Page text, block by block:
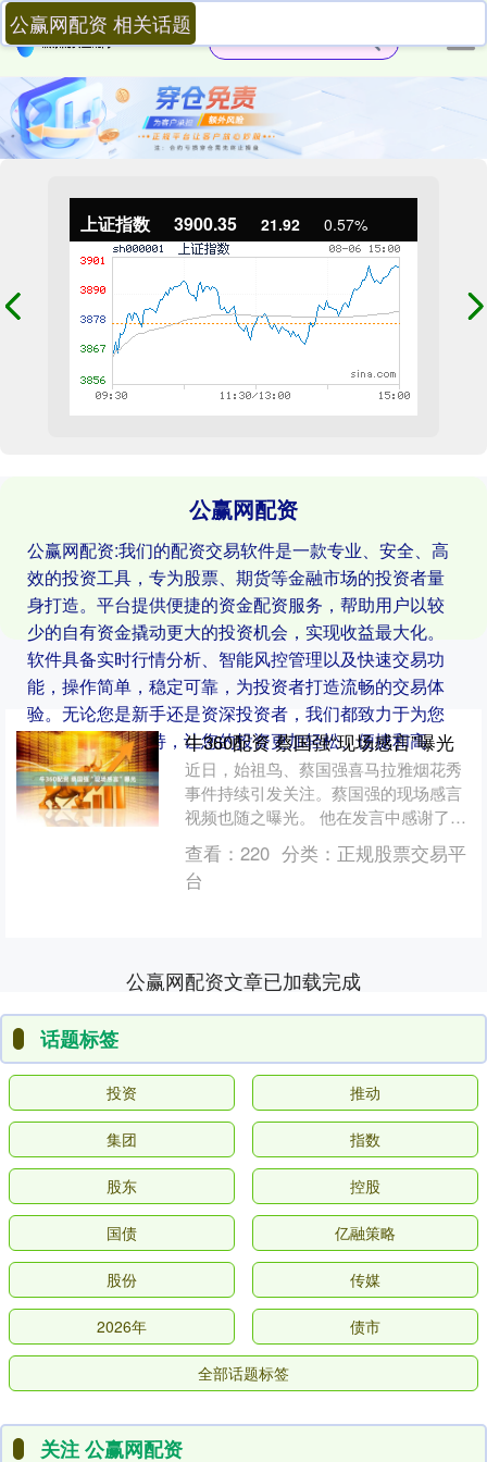
上证指数 3900.35 21.92 0.57%
公赢网配资
公赢网配资:我们的配资交易软件是一款专业、安全、高
效的投资工具，专为股票、期货等金融市场的投资者量
身打造。平台提供便捷的资金配资服务，帮助用户以较
少的自有资金撬动更大的投资机会，实现收益最大化。
软件具备实时行情分析、智能风控管理以及快速交易功
能，操作简单，稳定可靠，为投资者打造流畅的交易体
验。无论您是新手还是资深投资者，我们都致力于为您
提供全方位的支持，让您的投资更加轻松、便捷和高
效。
公赢网配资 相关话题
牛360配资 蔡国强“现场感言”曝光
近日，始祖鸟、蔡国强喜马拉雅烟花秀
事件持续引发关注。蔡国强的现场感言
视频也随之曝光。 他在发言中感谢了牧
民配合、感谢聪明的动物们帮助、感谢
始祖鸟，并称支持我们在....
查看： 220 分类： 正规股票交易平
台
公赢网配资文章已加载完成
话题标签
投资 推动
集团 指数
股东 控股
国债 亿融策略
股份 传媒
2026年 债市
全部话题标签
关注 公赢网配资